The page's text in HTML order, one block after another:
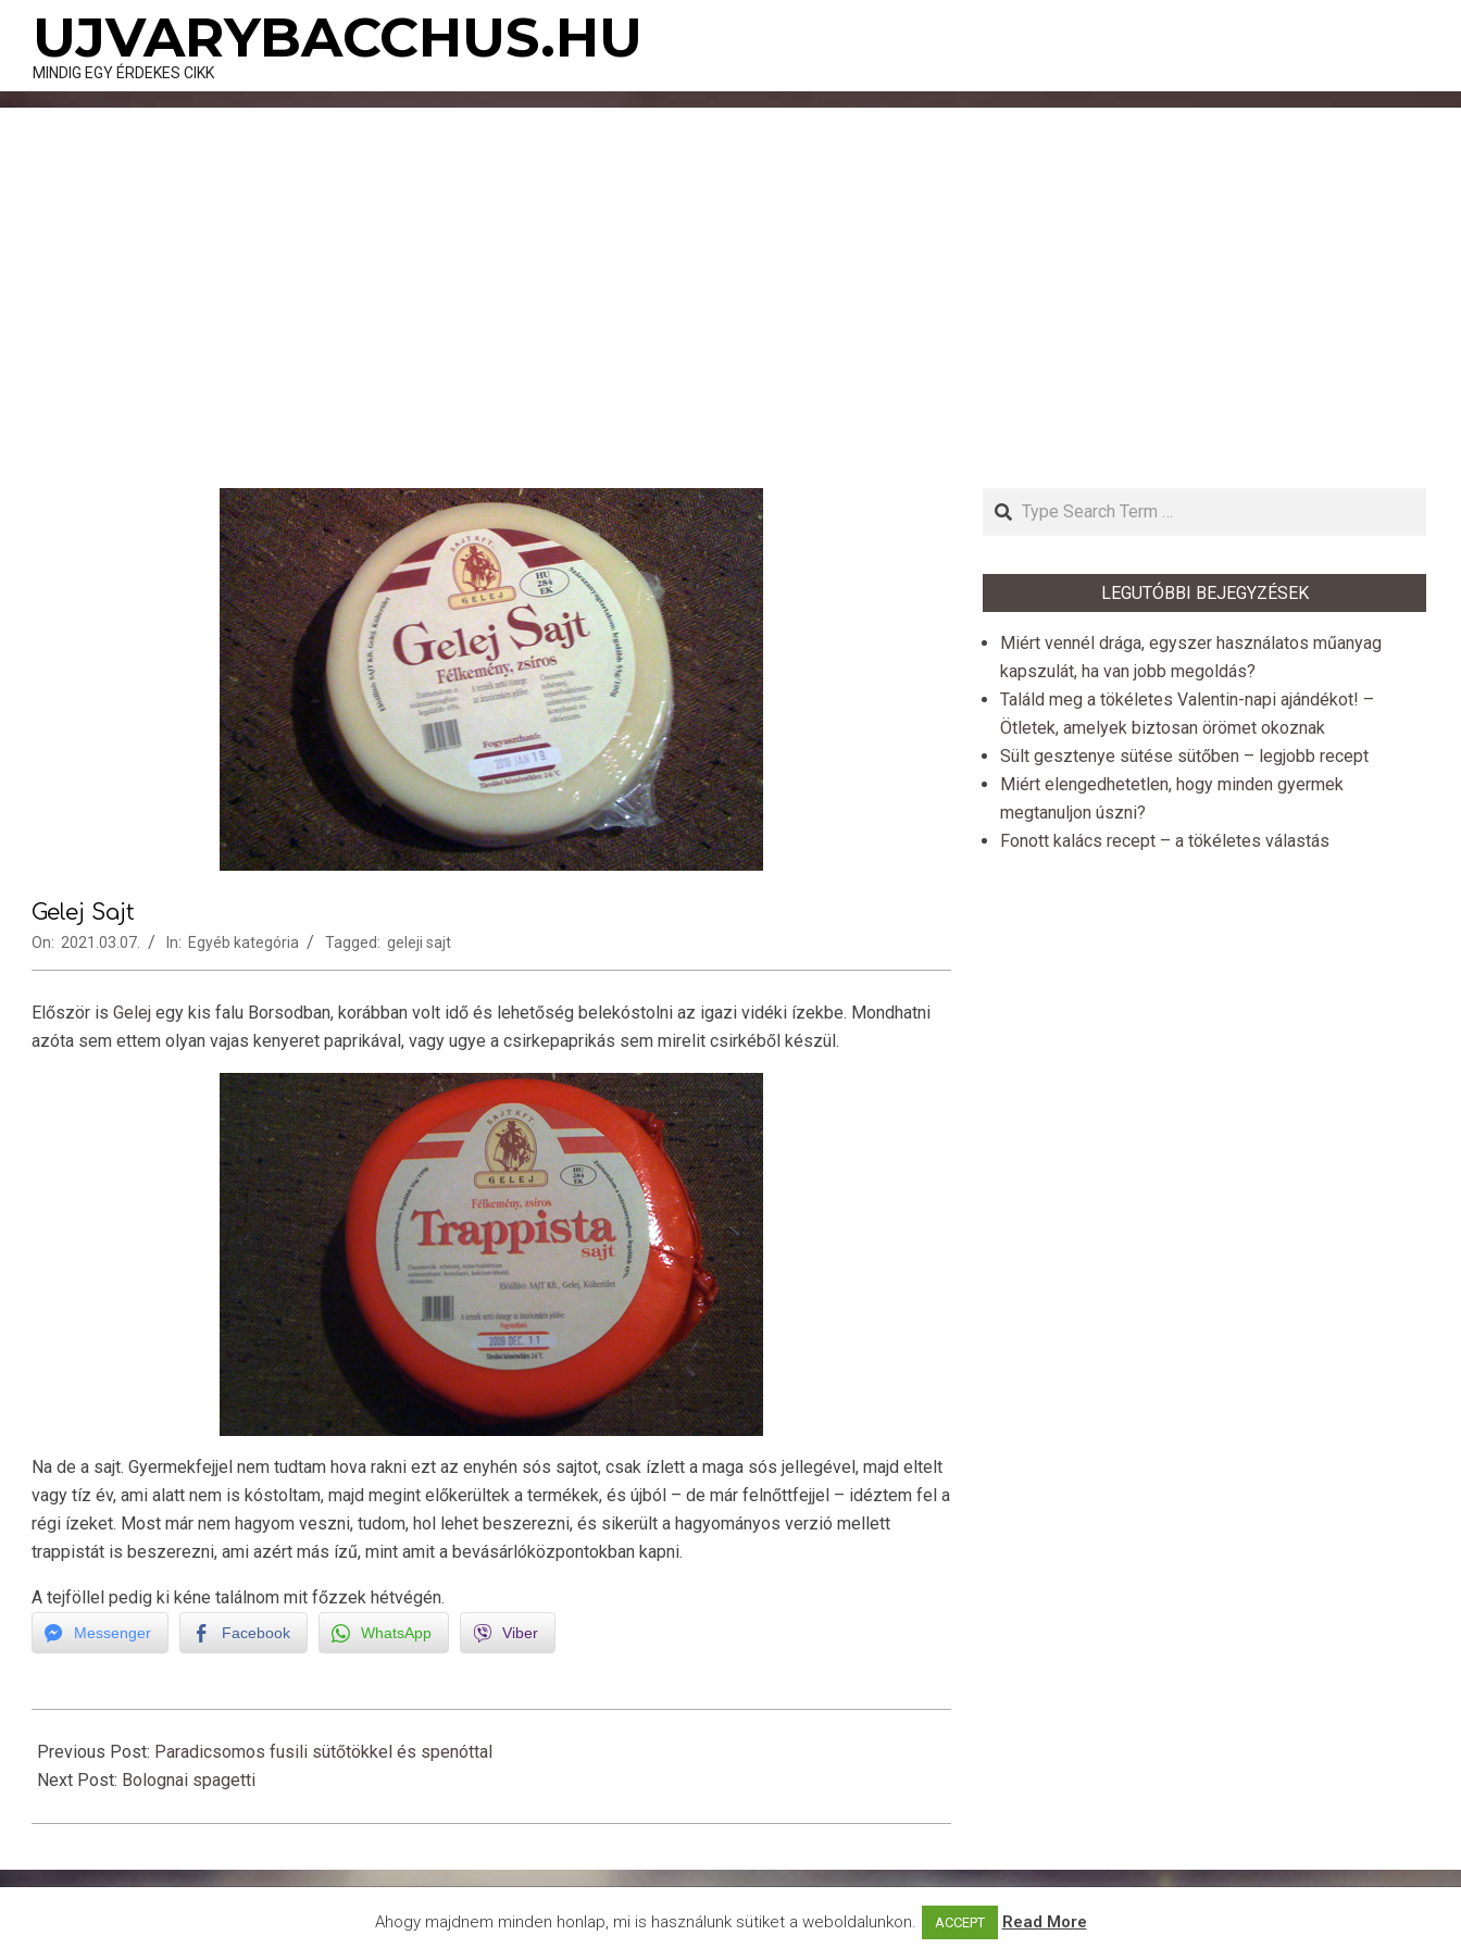
contentUJVARYBACCHUS.HU
MINDIG EGY ÉRDEKES CIKK
Gelej Sajt
On: 2021.03.07. In: Egyéb kategória Tagged: geleji sajt
Először is Gelej egy kis falu Borsodban, korábban volt idő és lehetőség belekóstolni az igazi vidéki ízekbe. Mondhatni
azóta sem ettem olyan vajas kenyeret paprikával, vagy ugye a csirkepaprikás sem mirelit csirkéből készül.
Na de a sajt. Gyermekfejjel nem tudtam hova rakni ezt az enyhén sós sajtot, csak ízlett a maga sós jellegével, majd eltelt
vagy tíz év, ami alatt nem is kóstoltam, majd megint előkerültek a termékek, és újból – de már felnőttfejjel – idéztem fel a
régi ízeket. Most már nem hagyom veszni, tudom, hol lehet beszerezni, és sikerült a hagyományos verzió mellett
trappistát is beszerezni, ami azért más ízű, mint amit a bevásárlóközpontokban kapni.
A tejföllel pedig ki kéne találnom mit főzzek hétvégén.
Messenger Facebook WhatsApp Viber
03-
07
Previous Post: Paradicsomos fusili sütőtökkel és spenóttal
Next Post: Bolognai spagetti
Search
LEGUTÓBBI BEJEGYZÉSEK
Miért vennél drága, egyszer használatos műanyag
kapszulát, ha van jobb megoldás?
Találd meg a tökéletes Valentin-napi ajándékot! –
Ötletek, amelyek biztosan örömet okoznak
Sült gesztenye sütése sütőben – legjobb recept
Miért elengedhetetlen, hogy minden gyermek
megtanuljon úszni?
Fonott kalács recept – a tökéletes válastás
Adatvédelmi irányelvekDesigned usingNeux. Powered byWordPress
Ahogy majdnem minden honlap, mi is használunk sütiket a weboldalunkon. ACCEPT Read More